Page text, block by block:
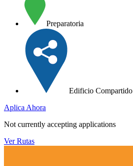
Preparatoria
Edificio Compartido
Aplica Ahora
Not currently accepting applications
Ver Rutas